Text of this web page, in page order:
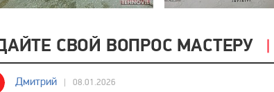
СВОЙ ВОПРОС МАСТЕРУ
Дмитрий 08.01.2026